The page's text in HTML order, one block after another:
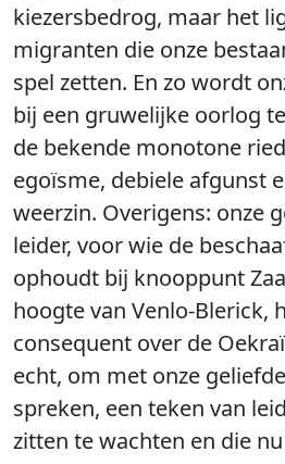
kiezersbedrog, maar het
migranten die onze
spel zetten. En zo wordt
bij een gruwelijke oorlog
de bekende monotone
egoïsme, debiele afgunst
weerzin. Overigens: onze
leider, voor wie de
ophoudt bij knooppunt
hoogte van Venlo-Blerick,
consequent over de
echt, om met onze
spreken, een teken van
zitten te wachten en die